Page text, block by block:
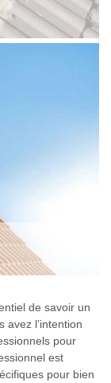
de savoir un
avez l’intention
pour
est
pour bien